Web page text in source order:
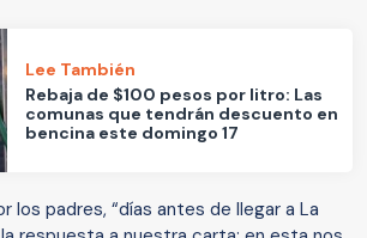
Lee También
Rebaja de $100 pesos por litro: Las
comunas que tendrán descuento en
bencina este domingo 17
los padres, “días antes de llegar a La